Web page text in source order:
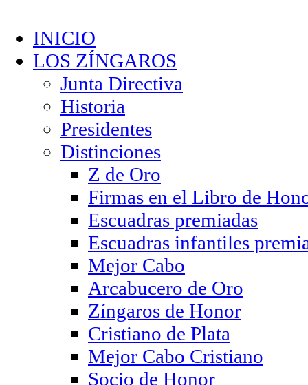
INICIO
LOS ZÍNGAROS
Junta Directiva
Historia
Presidentes
Distinciones
Z de Oro
Firmas en el Libro de
Escuadras premiadas
Escuadras infantiles
Mejor Cabo
Arcabucero de Oro
Zíngaros de Honor
Cristiano de Plata
Mejor Cabo Cristiano
Socio de Honor